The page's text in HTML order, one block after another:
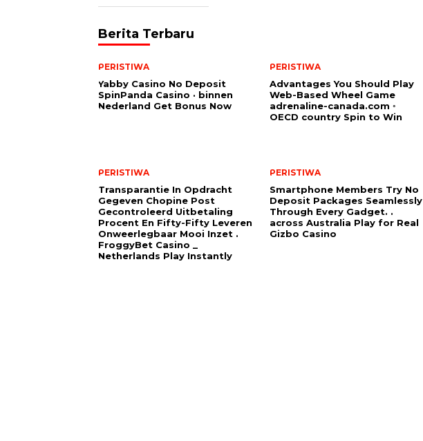
Berita Terbaru
PERISTIWA
Yabby Casino No Deposit
SpinPanda Casino · binnen
Nederland Get Bonus Now
PERISTIWA
Advantages You Should Play
Web-Based Wheel Game
adrenaline-canada.com ◦
OECD country Spin to Win
PERISTIWA
Transparantie In Opdracht
Gegeven Chopine Post
Gecontroleerd Uitbetaling
Procent En Fifty-Fifty Leveren
Onweerlegbaar Mooi Inzet .
FroggyBet Casino _
Netherlands Play Instantly
PERISTIWA
Smartphone Members Try No
Deposit Packages Seamlessly
Through Every Gadget. .
across Australia Play for Real
Gizbo Casino